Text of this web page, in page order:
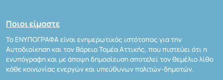
Ποιοι είμαστε
Το ΕΝΥΠΟΓΡΑΦΑ είναι ενημερωτικός ιστότοπος για την
Αυτοδιοίκηση και τον Βόρειο Τομέα Αττικής, που πιστεύει ότι η
ενυπόγραφη και με άποψη δημοσίευση αποτελεί τον θεμέλιο λίθο
κάθε κοινωνίας ενεργών και υπεύθυνων πολιτών-δημοτών.